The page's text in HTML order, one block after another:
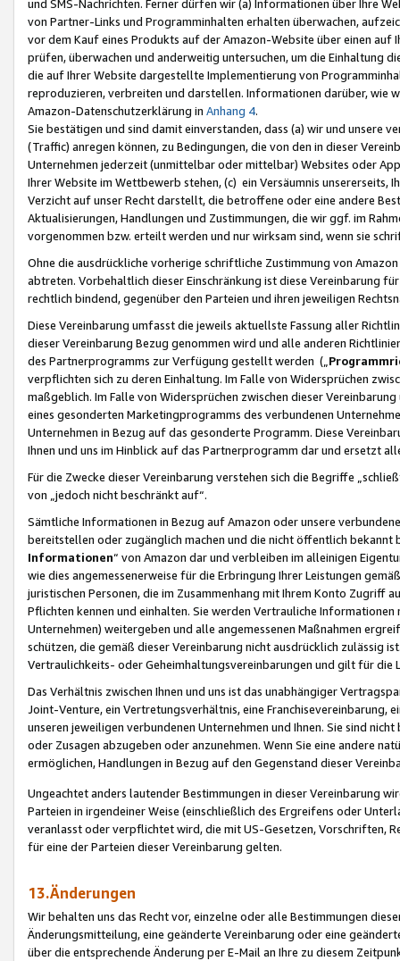
und SMS-Nachrichten. Ferner dürfen wir (a) Informationen über Ihre
von Partner-Links und Programminhalten erhalten überwachen,
vor dem Kauf eines Produkts auf der Amazon-Website über einen
prüfen, überwachen und anderweitig untersuchen, um die Einhaltung
die auf Ihrer Website dargestellte Implementierung von
reproduzieren, verbreiten und darstellen. Informationen darüber, wie
Amazon-Datenschutzerklärung in Anhang 4.
Sie bestätigen und sind damit einverstanden, dass (a) wir und
(Traffic) anregen können, zu Bedingungen, die von den in dieser
Unternehmen jederzeit (unmittelbar oder mittelbar) Websites oder
Ihrer Website im Wettbewerb stehen, (c) ein Versäumnis unsererseits,
Verzicht auf unser Recht darstellt, die betroffene oder eine andere
Aktualisierungen, Handlungen und Zustimmungen, die wir ggf. im
vorgenommen bzw. erteilt werden und nur wirksam sind, wenn sie
Ohne die ausdrückliche vorherige schriftliche Zustimmung von
abtreten. Vorbehaltlich dieser Einschränkung ist diese Vereinbarung
rechtlich bindend, gegenüber den Parteien und ihren jeweiligen
Diese Vereinbarung umfasst die jeweils aktuellste Fassung aller
dieser Vereinbarung Bezug genommen wird und alle anderen
des Partnerprogramms zur Verfügung gestellt werden („
verpflichten sich zu deren Einhaltung. Im Falle von Widersprüchen
maßgeblich. Im Falle von Widersprüchen zwischen dieser
eines gesonderten Marketingprogramms des verbundenen
Unternehmen in Bezug auf das gesonderte Programm. Diese
Ihnen und uns im Hinblick auf das Partnerprogramm dar und ersetzt
Für die Zwecke dieser Vereinbarung verstehen sich die Begriffe
von „jedoch nicht beschränkt auf“.
Sämtliche Informationen in Bezug auf Amazon oder unsere
bereitstellen oder zugänglich machen und die nicht öffentlich
Informationen“ von Amazon dar und verbleiben im alleinigen
wie dies angemessenerweise für die Erbringung Ihrer Leistungen
juristischen Personen, die im Zusammenhang mit Ihrem Konto
Pflichten kennen und einhalten. Sie werden Vertrauliche
Unternehmen) weitergeben und alle angemessenen Maßnahmen
schützen, die gemäß dieser Vereinbarung nicht ausdrücklich zulässig
Vertraulichkeits- oder Geheimhaltungsvereinbarungen und gilt für die
Das Verhältnis zwischen Ihnen und uns ist das unabhängiger
Joint-Venture, ein Vertretungsverhältnis, eine Franchisevereinbarung,
unseren jeweiligen verbundenen Unternehmen und Ihnen. Sie sind
oder Zusagen abzugeben oder anzunehmen. Wenn Sie eine andere
ermöglichen, Handlungen in Bezug auf den Gegenstand dieser
Ungeachtet anders lautender Bestimmungen in dieser Vereinbarung
Parteien in irgendeiner Weise (einschließlich des Ergreifens oder
veranlasst oder verpflichtet wird, die mit US-Gesetzen, Vorschriften,
für eine der Parteien dieser Vereinbarung gelten.
13.Änderungen
Wir behalten uns das Recht vor, einzelne oder alle Bestimmungen
Änderungsmitteilung, eine geänderte Vereinbarung oder eine
über die entsprechende Änderung per E-Mail an Ihre zu diesem